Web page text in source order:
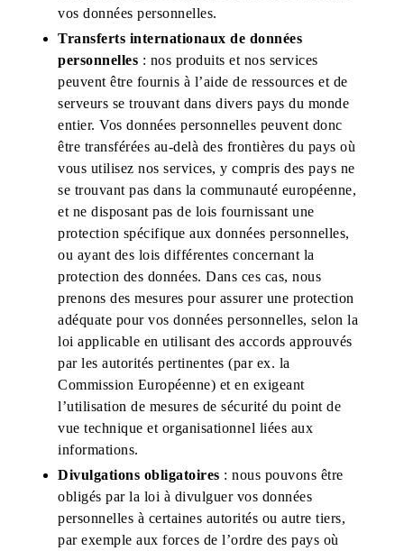
vos données personnelles.
Transferts internationaux de données
personnelles : nos produits et nos services
peuvent être fournis à l’aide de ressources et de
serveurs se trouvant dans divers pays du monde
entier. Vos données personnelles peuvent donc
être transférées au-delà des frontières du pays où
vous utilisez nos services, y compris des pays ne
se trouvant pas dans la communauté européenne,
et ne disposant pas de lois fournissant une
protection spécifique aux données personnelles,
ou ayant des lois différentes concernant la
protection des données. Dans ces cas, nous
prenons des mesures pour assurer une protection
adéquate pour vos données personnelles, selon la
loi applicable en utilisant des accords approuvés
par les autorités pertinentes (par ex. la
Commission Européenne) et en exigeant
l’utilisation de mesures de sécurité du point de
vue technique et organisationnel liées aux
informations.
Divulgations obligatoires : nous pouvons être
obligés par la loi à divulguer vos données
personnelles à certaines autorités ou autre tiers,
par exemple aux forces de l’ordre des pays où